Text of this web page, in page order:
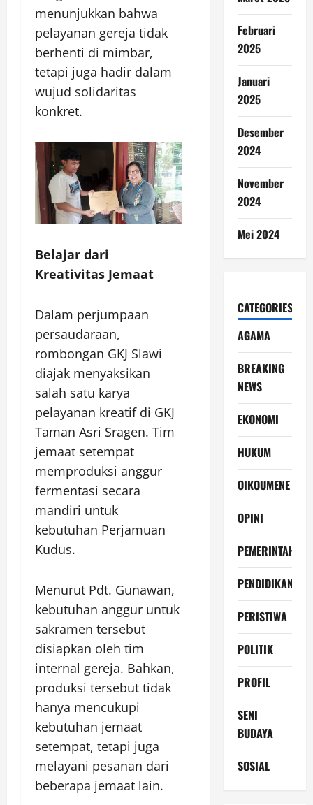
menunjukkan bahwa
pelayanan gereja tidak
berhenti di mimbar,
tetapi juga hadir dalam
wujud solidaritas
konkret.
Belajar dari
Kreativitas Jemaat
Dalam perjumpaan
persaudaraan,
rombongan GKJ Slawi
diajak menyaksikan
salah satu karya
pelayanan kreatif di GKJ
Taman Asri Sragen. Tim
jemaat setempat
memproduksi anggur
fermentasi secara
mandiri untuk
kebutuhan Perjamuan
Kudus.
Menurut Pdt. Gunawan,
kebutuhan anggur untuk
sakramen tersebut
disiapkan oleh tim
internal gereja. Bahkan,
produksi tersebut tidak
hanya mencukupi
kebutuhan jemaat
setempat, tetapi juga
melayani pesanan dari
beberapa jemaat lain.
Februari
2025
Januari
2025
Desember
2024
November
2024
Mei 2024
CATEGORIES
AGAMA
BREAKING
NEWS
EKONOMI
HUKUM
OIKOUMENE
OPINI
PEMERINTAH
PENDIDIKAN
PERISTIWA
POLITIK
PROFIL
SENI
BUDAYA
SOSIAL